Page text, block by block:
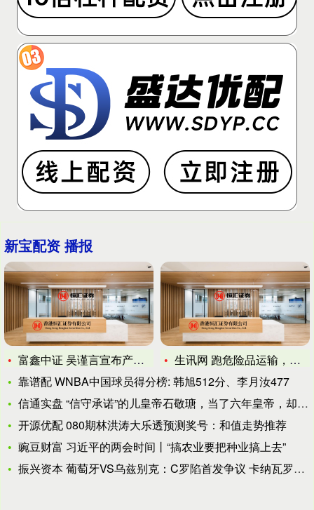
新宝配资 播报
富鑫中证 吴谨言宣布产后复出首部电视剧《凤不栖》开机, 再次
生讯网 跑危险品运输，这 3 个静电带设计解决大麻烦
靠谱配 WNBA中国球员得分榜: 韩旭512分、李月汝477
信通实盘 “信守承诺”的儿皇帝石敬瑭，当了六年皇帝，却贻害华
开源优配 080期林洪涛大乐透预测奖号：和值走势推荐
豌豆财富 习近平的两会时间丨“搞农业要把种业搞上去”
振兴资本 葡萄牙VS乌兹别克：C罗陷首发争议 卡纳瓦罗争分